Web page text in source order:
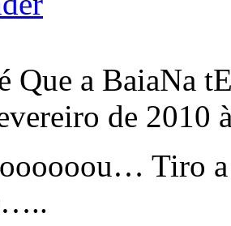
Que a BaiaNa
de 2010
Tiro